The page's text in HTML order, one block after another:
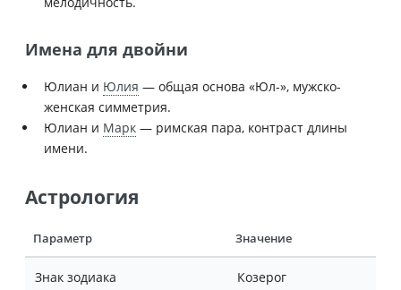
Имена для двойни
Юлиан и Юлия — общая основа «Юл-», мужско-
женская симметрия.
Юлиан и Марк — римская пара, контраст длины
имени.
Астрология
Параметр Значение
Знак зодиака Козерог